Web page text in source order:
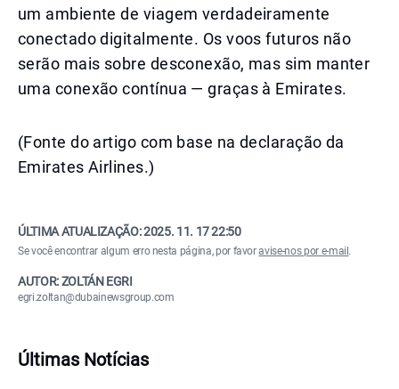
um ambiente de viagem verdadeiramente
conectado digitalmente. Os voos futuros não
serão mais sobre desconexão, mas sim manter
uma conexão contínua — graças à Emirates.
(Fonte do artigo com base na declaração da
Emirates Airlines.)
ÚLTIMA ATUALIZAÇÃO:2025. 11. 17 22:50
Se você encontrar algum erro nesta página, por favoravise-nos por e-mail .
AUTOR: ZOLTÁN EGRI
egri.zoltan@dubainewsgroup.com
Últimas Notícias